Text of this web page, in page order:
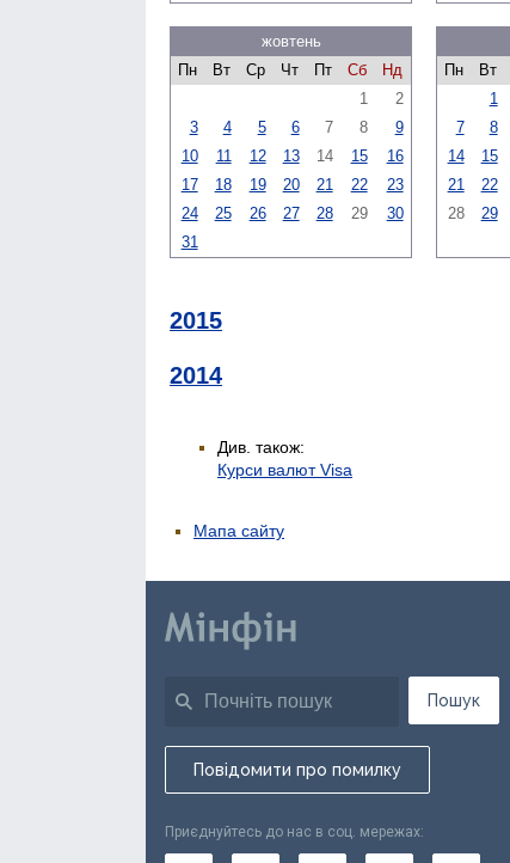
жовтень
Пн
Вт Ср Чт Пт Сб
Нд
1
2
3
4 5 6 7 8
9
10
11 12 13 14 15
16
17
18 19 20 21 22
23
24
25 26 27 28 29
30
31
Пн
Вт
1
7
8
14
15
21
22
28
29
2015
2014
Див. також:
Курси валют Visa
Мапа сайту
Пошук
Повідомити про помилку
Приєднуйтесь до нас в соц. мережах: